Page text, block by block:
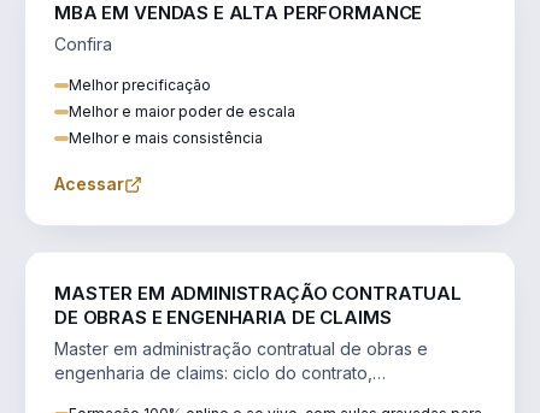
MBA EM VENDAS E ALTA PERFORMANCE
Confira
Melhor precificação
Melhor e maior poder de escala
Melhor e mais consistência
Acessar
MASTER EM ADMINISTRAÇÃO CONTRATUAL
DE OBRAS E ENGENHARIA DE CLAIMS
Master em administração contratual de obras e
engenharia de claims: ciclo do contrato,